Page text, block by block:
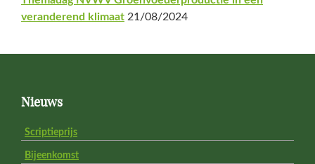
veranderend klimaat 21/08/2024
FooterNieuws
Scriptieprijs
Bijeenkomst